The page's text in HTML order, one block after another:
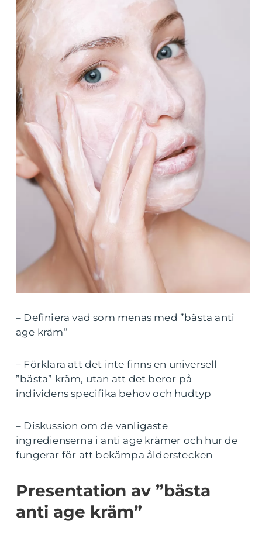
– Definiera vad som menas med ”bästa anti
age kräm”
– Förklara att det inte finns en universell
”bästa” kräm, utan att det beror på
individens specifika behov och hudtyp
– Diskussion om de vanligaste
ingredienserna i anti age krämer och hur de
fungerar för att bekämpa ålderstecken
Presentation av ”bästa
anti age kräm”